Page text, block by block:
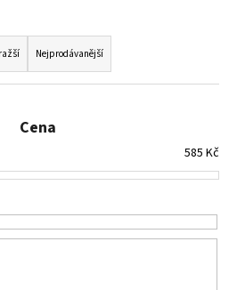
Nejprodávanější
Cena
585 Kč